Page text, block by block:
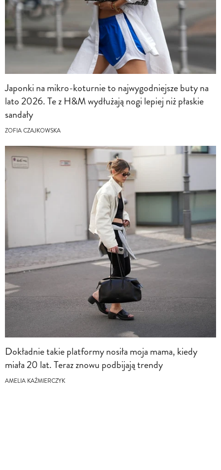
Japonki na mikro-koturnie to najwygodniejsze buty na
lato 2026. Te z H&M wydłużają nogi lepiej niż płaskie
sandały
ZOFIA CZAJKOWSKA
Dokładnie takie platformy nosiła moja mama, kiedy
miała 20 lat. Teraz znowu podbijają trendy
AMELIA KAŹMIERCZYK